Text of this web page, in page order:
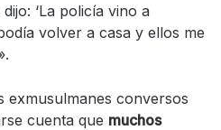
‘La policía vino a
volver a casa y ellos me
exmusulmanes conversos
cuenta que muchos